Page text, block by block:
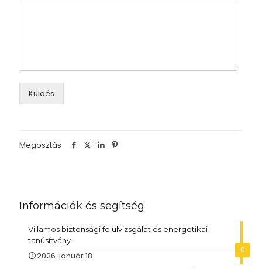
Küldés
Megosztás
Információk és segítség
0
Villamos biztonsági felülvizsgálat és energetikai
tanúsítvány
2026. január 18.